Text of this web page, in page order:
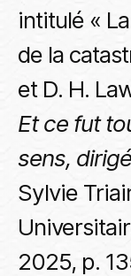
intitulé «
de la
et D. H.
Et ce fut
sens,
Sylvie
2025, p.